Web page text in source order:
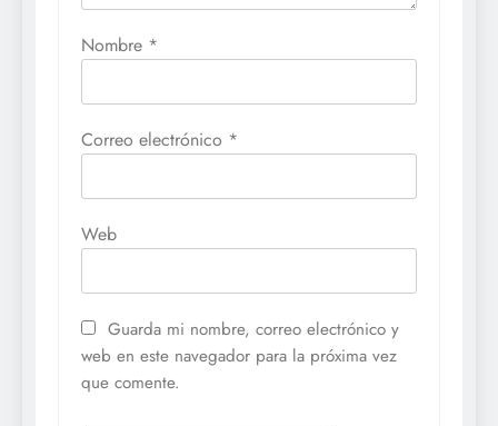
Nombre *
Correo electrónico *
Web
Guarda mi nombre, correo electrónico y
web en este navegador para la próxima vez
que comente.